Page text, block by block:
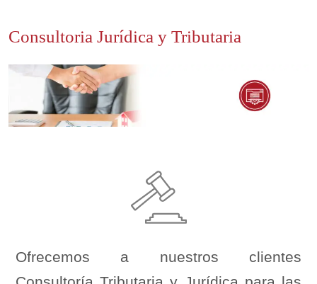
Consultoria Jurídica y Tributaria
Ofrecemos a nuestros clientes